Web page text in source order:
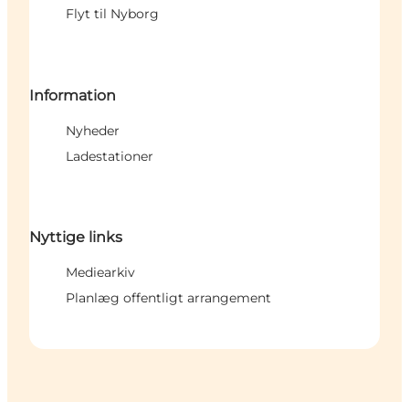
Flyt til Nyborg
Information
Nyheder
Ladestationer
Nyttige links
Mediearkiv
Planlæg offentligt arrangement